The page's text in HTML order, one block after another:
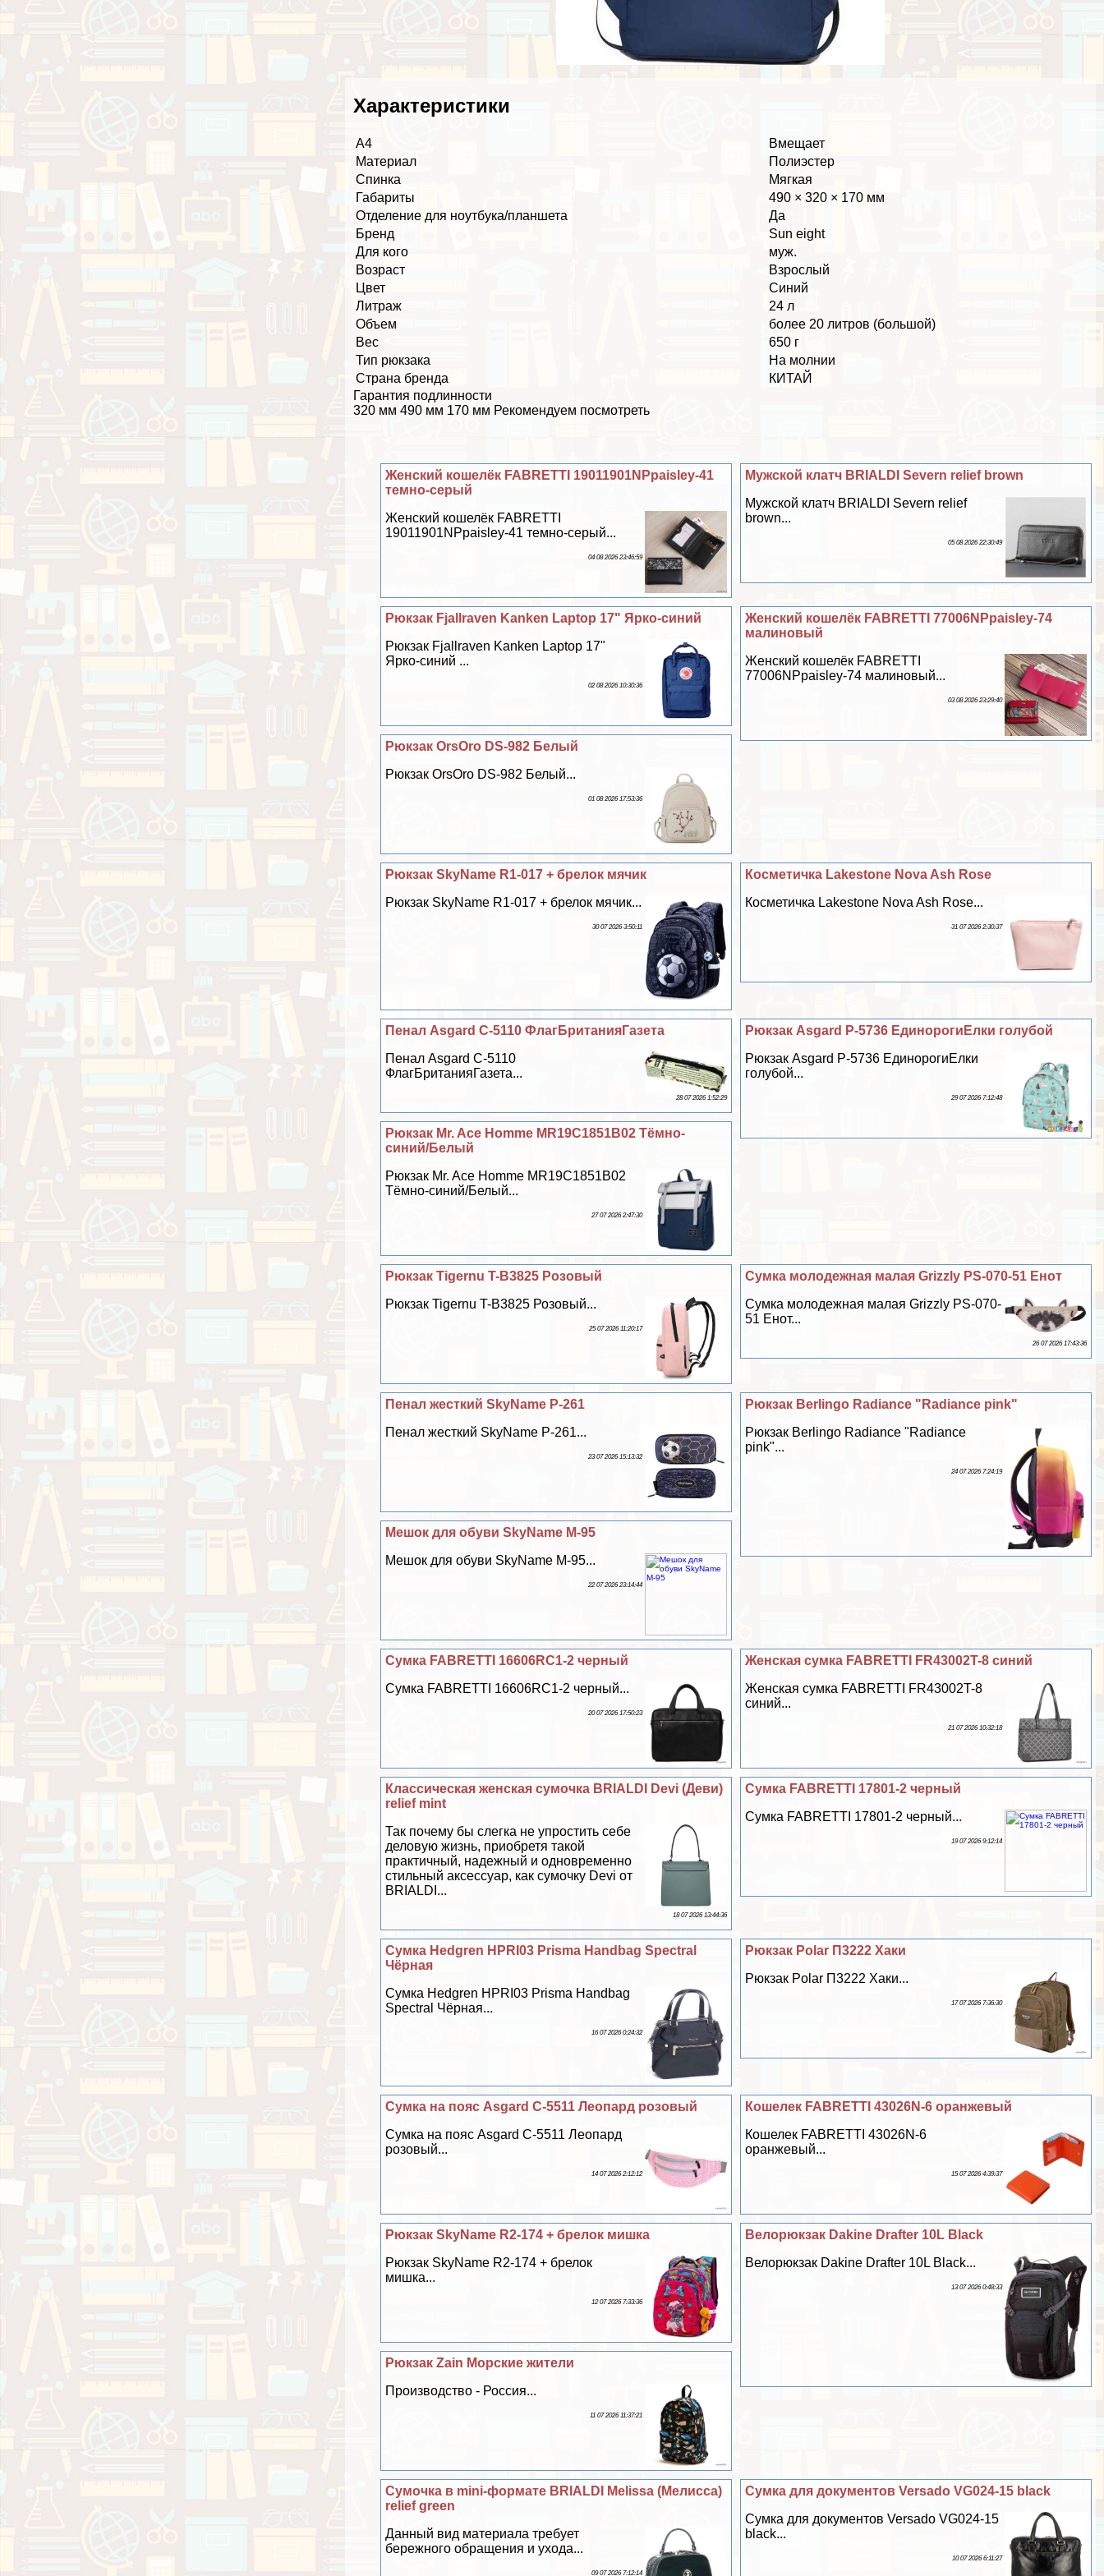
Хаpaктеристики
А4
Вмещает
Материал
Полиэстер
Спинка
Мягкая
Габариты
490 × 320 × 170 мм
Отделение для ноутбука/планшета
Да
Бренд
Sun eight
Для кого
муж.
Возраст
Взрослый
Цвет
Синий
Литраж
24 л
Объем
более 20 литров (большой)
Вес
650 г
Тип рюкзака
На молнии
Страна бренда
КИТАЙ
Гарантия подлинности
320 мм 490 мм 170 мм Рекомендуем посмотреть
Мужской клатч BRIALDI Severn relief brown
Мужской клатч BRIALDI Severn relief
brown...
05 08 2026 22:30:49
Женский кошелёк FABRETTI 19011901NPpaisley-41
темно-серый
Женский кошелёк FABRETTI
19011901NPpaisley-41 темно-серый...
04 08 2026 23:46:59
Женский кошелёк FABRETTI 77006NPpaisley-74
малиновый
Женский кошелёк FABRETTI
77006NPpaisley-74 малиновый...
03 08 2026 23:29:40
Рюкзак Fjallraven Kanken Laptop 17" Ярко-синий
Рюкзак Fjallraven Kanken Laptop 17"
Ярко-синий ...
02 08 2026 10:30:36
Рюкзак OrsOro DS-982 Белый
Рюкзак OrsOro DS-982 Белый...
01 08 2026 17:53:36
Косметичка Lakestone Nova Ash Rose
Косметичка Lakestone Nova Ash Rose...
31 07 2026 2:30:37
Рюкзак SkyName R1-017 + брелок мячик
Рюкзак SkyName R1-017 + брелок мячик...
30 07 2026 3:50:11
Рюкзак Asgard Р-5736 ЕдинорогиЕлки гoлyбой
Рюкзак Asgard Р-5736 ЕдинорогиЕлки
гoлyбой...
29 07 2026 7:12:48
Пенал Asgard С-5110 ФлагБританияГазета
Пенал Asgard С-5110
ФлагБританияГазета...
28 07 2026 1:52:29
Рюкзак Mr. Ace Homme MR19C1851B02 Тёмно-
синий/Белый
Рюкзак Mr. Ace Homme MR19C1851B02
Тёмно-синий/Белый...
27 07 2026 2:47:30
Сумка молодежная малая Grizzly PS-070-51 Енот
Сумка молодежная малая Grizzly PS-070-
51 Енот...
26 07 2026 17:43:36
Рюкзак Tigernu T-B3825 Розовый
Рюкзак Tigernu T-B3825 Розовый...
25 07 2026 11:20:17
Рюкзак Berlingo Radiance "Radiance pink"
Рюкзак Berlingo Radiance "Radiance
pink"...
24 07 2026 7:24:19
Пенал жесткий SkyName P-261
Пенал жесткий SkyName P-261...
23 07 2026 15:13:32
Мешок для обуви SkyName M-95
Мешок для обуви SkyName M-95...
22 07 2026 23:14:44
Женская сумка FABRETTI FR43002T-8 синий
Женская сумка FABRETTI FR43002T-8
синий...
21 07 2026 10:32:18
Сумка FABRETTI 16606RC1-2 черный
Сумка FABRETTI 16606RC1-2 черный...
20 07 2026 17:50:23
Сумка FABRETTI 17801-2 черный
Сумка FABRETTI 17801-2 черный...
19 07 2026 9:12:14
Классическая женская сумочка BRIALDI Devi (Деви)
relief mint
Так почему бы слегка не упростить себе
деловую жизнь, приобретя такой
пpaктичный, надежный и одновременно
стильный аксессуар, как сумочку Devi от
BRIALDI...
18 07 2026 13:44:36
Рюкзак Polar П3222 Хаки
Рюкзак Polar П3222 Хаки...
17 07 2026 7:36:30
Сумка Hedgren HPRI03 Prisma Handbag Spectral
Чёрная
Сумка Hedgren HPRI03 Prisma Handbag
Spectral Чёрная...
16 07 2026 0:24:32
Кошелек FABRETTI 43026N-6 оранжевый
Кошелек FABRETTI 43026N-6
оранжевый...
15 07 2026 4:39:37
Сумка на пояс Asgard С-5511 Леопард розовый
Сумка на пояс Asgard С-5511 Леопард
розовый...
14 07 2026 2:12:12
Велорюкзак Dakine Drafter 10L Black
Велорюкзак Dakine Drafter 10L Black...
13 07 2026 0:48:33
Рюкзак SkyName R2-174 + брелок мишка
Рюкзак SkyName R2-174 + брелок
мишка...
12 07 2026 7:33:36
Рюкзак Zain Морские жители
Производство - Россия...
11 07 2026 11:37:21
Сумка для документов Versado VG024-15 black
Сумка для документов Versado VG024-15
black...
10 07 2026 6:11:27
Сумочка в mini-формате BRIALDI Melissa (Мелисса)
relief green
Данный вид материала требует
бережного обращения и ухода...
09 07 2026 7:12:14